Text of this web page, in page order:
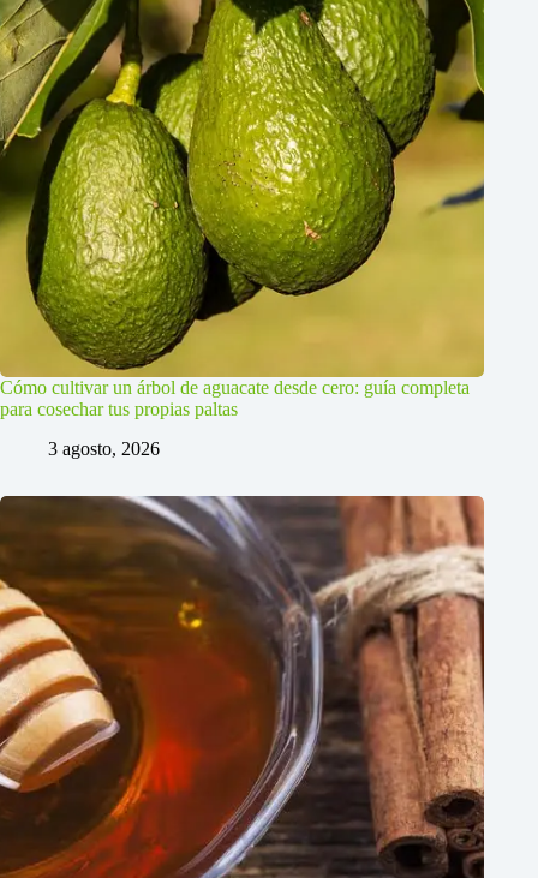
Cómo cultivar un árbol de aguacate desde cero: guía completa
para cosechar tus propias paltas
3 agosto, 2026